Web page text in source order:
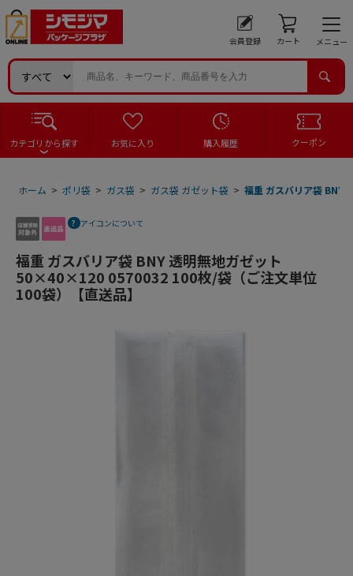
会員登録 カート メニュー
カテゴリから探す お気に入り 購入履歴 クーポン
ホーム > ポリ袋 > ガス袋 > ガス袋 ガゼット袋 > 福重 ガスバリア袋 BNY
アイコンについて
福重 ガスバリア袋 BNY 透明無地ガゼット
50×40×120 0570032 100枚/袋（ご注文単位
100袋）【直送品】